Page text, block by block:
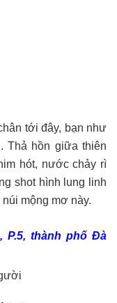
tới đây, bạn như
Thả hồn giữa thiên
hót, nước chảy rì
shot hình lung linh
mộng mơ này.
P.5, thành phố Đà